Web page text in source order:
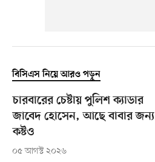
বিসিএস নিয়ে আরও পড়ুন
চারবারের চেষ্টায় পুলিশ ক্যাডার
জাবেদ হোসেন, আছে বাবার জন্য
কষ্টও
০৫ আগস্ট ২০২৬